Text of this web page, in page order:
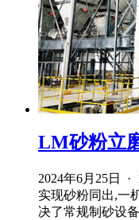
LM砂粉立
2024年6月25日
实现砂粉同出,一
决了常规制砂设